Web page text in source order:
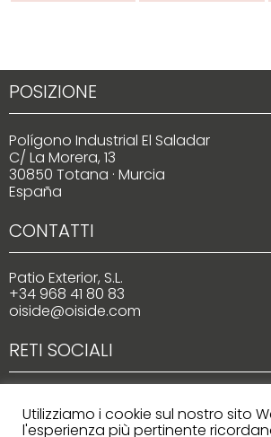
POSIZIONE
Polígono Industrial El Saladar
C/ La Morera, 13
30850 Totana · Murcia
España
CONTATTI
Patio Exterior, S.L.
+34 968 41 80 83
oiside@oiside.com
RETI SOCIALI
Utilizziamo i cookie sul nostro sito
l'esperienza più pertinente